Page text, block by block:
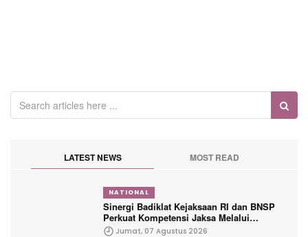
LATEST NEWS MOST READ
NATIONAL
Sinergi Badiklat Kejaksaan RI dan BNSP
Perkuat Kompetensi Jaksa Melalui
Sertifikasi Profesional
Jumat, 07 Agustus 2026